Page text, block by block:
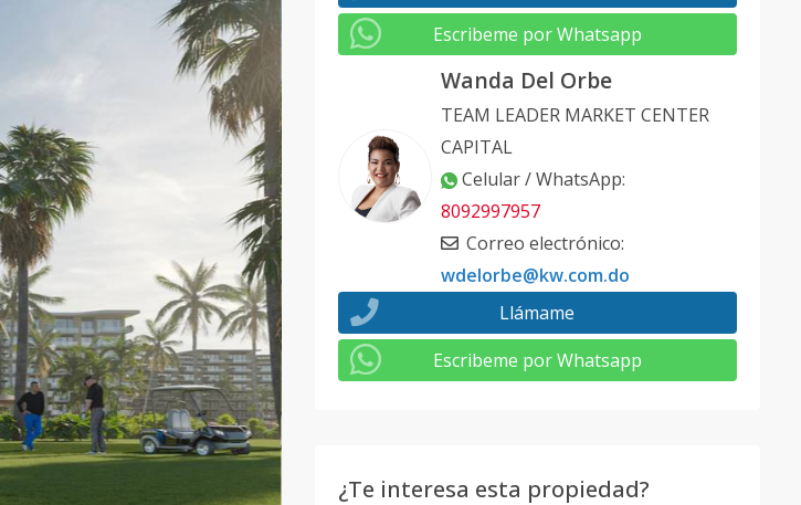
Escribeme por Whatsapp
Wanda Del Orbe
TEAM LEADER MARKET CENTER
CAPITAL
Celular / WhatsApp:
8092997957
Correo electrónico:
wdelorbe@kw.com.do
Llámame
Escribeme por Whatsapp
¿Te interesa esta propiedad?